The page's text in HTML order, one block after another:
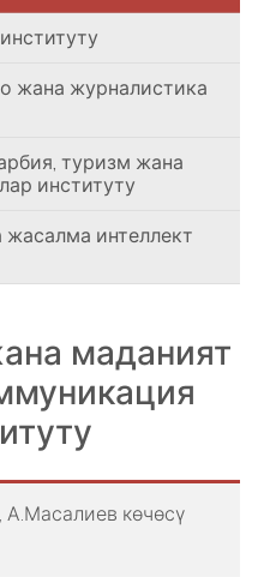
жана журналистика
туризм жана
институту
интеллект
маданият
көчөсү